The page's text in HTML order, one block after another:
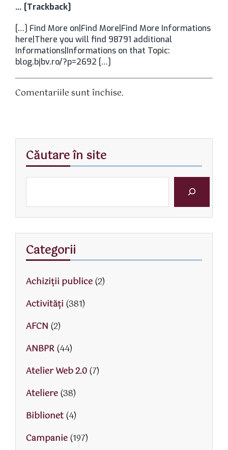
… [Trackback]
[…] Find More on|Find More|Find More Informations
here|There you will find 98791 additional
Informations|Informations on that Topic:
blog.bjbv.ro/?p=2692 […]
Comentariile sunt închise.
Căutare în site
Categorii
Achiziții publice(2)
Activităţi (381)
AFCN (2)
ANBPR(44)
Atelier Web 2.0(7)
Ateliere(38)
Biblionet(4)
Campanie(197)